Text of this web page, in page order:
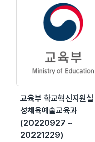
교육부 학교혁신지원실
성체육예술교육과
(20220927 ~
20221229)